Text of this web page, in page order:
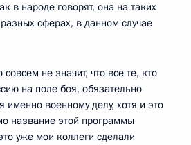
в народе говорят, она на таких
сферах, в данном случае
не значит, что все те, кто
на поле боя, обязательно
именно военному делу, хотя и это
название этой программы
уже мои коллеги сделали